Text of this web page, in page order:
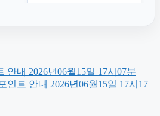
종로하수구막힘
안내 2026년06월15일 17시07분
인트 안내 2026년06월15일 17시17